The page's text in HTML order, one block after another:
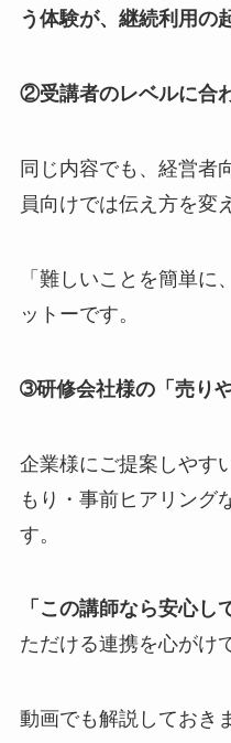
う体験が、継続利用の
②受講者のレベルに合
同じ内容でも、経営者
員向けでは伝え方を変
「難しいことを簡単
ットーです。
➂研修会社様の「売り
企業様にご提案しやす
もり・事前ヒアリング
す。
「この講師なら安心し
ただける連携を心がけ
動画でも解説しておき